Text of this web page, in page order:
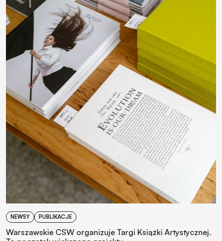
NEWSY PUBLIKACJE
Warszawskie CSW organizuje Targi Książki Artystycznej.